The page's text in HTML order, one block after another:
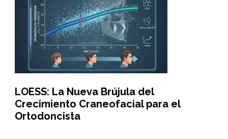
LOESS: La Nueva Brújula del
Crecimiento Craneofacial para el
Ortodoncista